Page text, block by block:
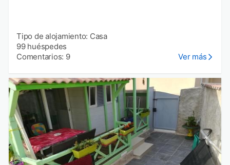
Tipo de alojamiento: Casa
99 huéspedes
Comentarios: 9
Ver más